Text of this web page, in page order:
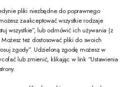
zgodnie z nasząpolityką prywatności
PEŁNĄ WERSJĘ STRONY
pliki niezbędne do poprawnego
zaakceptować wszystkie rodzaje
wszystkie”, lub odmówić ich używania (z
też dostosować pliki do swoich
zgody”. Udzieloną zgodę możesz w
lub zmienić, klikając w link “Ustawienia